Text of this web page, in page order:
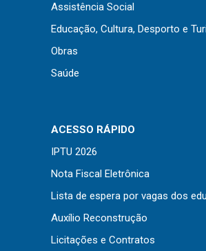
Transparência
Portal da Transparência
Downloads
Notícias
Assistência Social
Educação, Cultura, Desporto e
Obras
Saúde
ACESSO RÁPIDO
IPTU 2026
Nota Fiscal Eletrônica
Lista de espera por vagas dos
Auxílio Reconstrução
Licitações e Contratos